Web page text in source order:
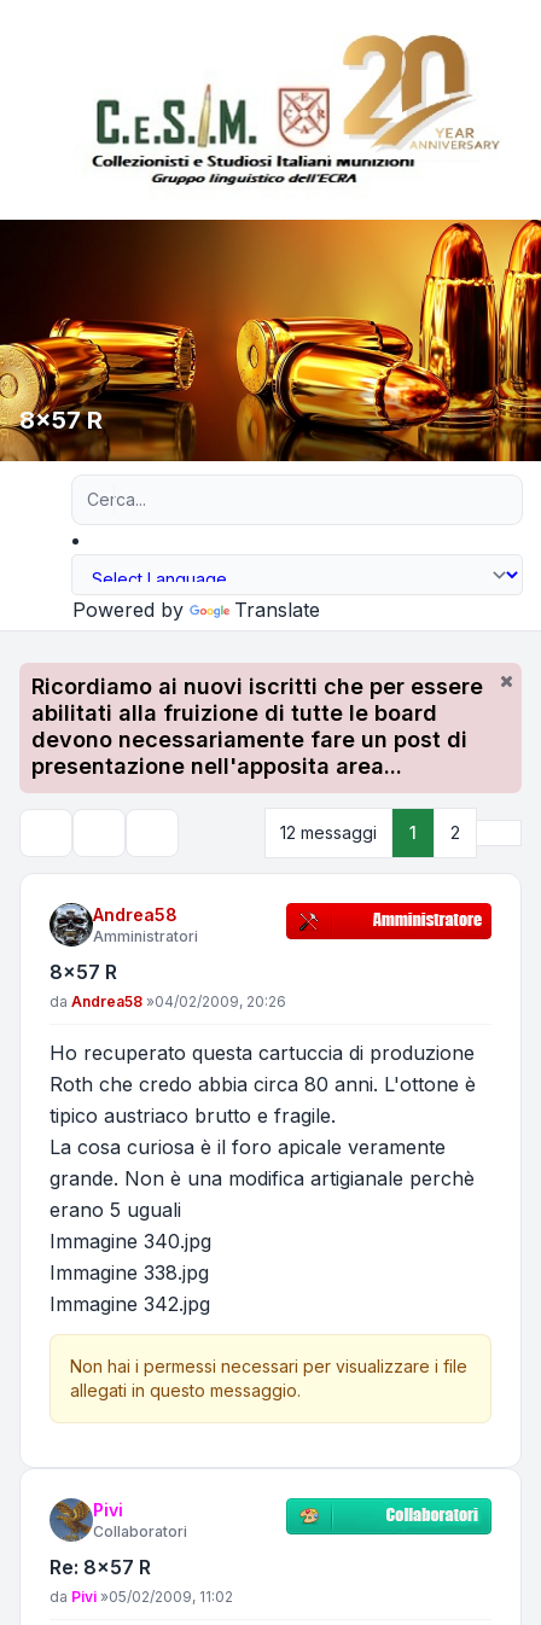
8x57 R
Powered by Translate
Ricordiamo ai nuovi iscritti che per essere
abilitati alla fruizione di tutte le board
devono necessariamente fare un post di
presentazione nell'apposita area...
12 messaggi 1 2
Andrea58
Amministratori
8x57 R
Messaggio
da Andrea58 »04/02/2009, 20:26
Ho recuperato questa cartuccia di produzione
Roth che credo abbia circa 80 anni. L'ottone è
tipico austriaco brutto e fragile.
La cosa curiosa è il foro apicale veramente
grande. Non è una modifica artigianale perchè
erano 5 uguali
Immagine 340.jpg
Immagine 338.jpg
Immagine 342.jpg
Non hai i permessi necessari per visualizzare i file
allegati in questo messaggio.
Pivi
Collaboratori
Re: 8x57 R
Messaggio
da Pivi »05/02/2009, 11:02